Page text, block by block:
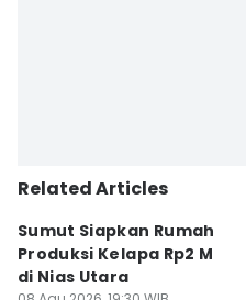
Related Articles
Sumut Siapkan Rumah
Produksi Kelapa Rp2 M
di Nias Utara